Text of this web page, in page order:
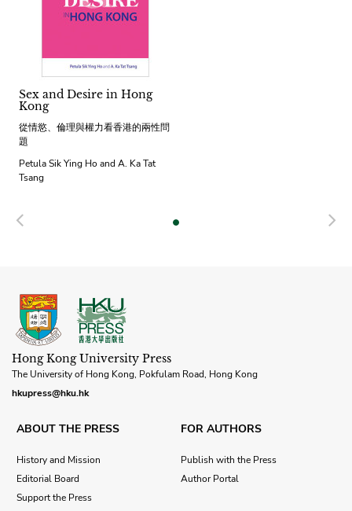
Sex and Desire in Hong
Kong
從情慾、倫理與權力看香港的兩性問
題
Petula Sik Ying Ho and A. Ka Tat
Tsang
Previous
Hong Kong University Press
The University of Hong Kong, Pokfulam Road, Hong Kong
hkupress@hku.hk
ABOUT THE PRESS
History and Mission
Editorial Board
Support the Press
FOR AUTHORS
Publish with the Press
Author Portal